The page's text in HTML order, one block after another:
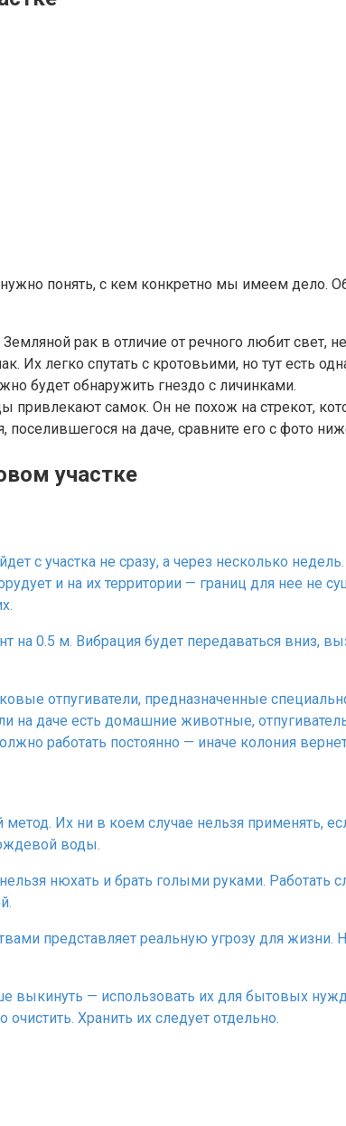
понять, с кем конкретно мы имеем дело.
рак в отличие от речного любит свет,
легко спутать с кротовьими, но тут есть
будет обнаружить гнездо с личинками.
привлекают самок. Он не похож на стрекот,
поселившегося на даче, сравните его с фото
участке
с участка не сразу, а через несколько
и на их территории — границ для нее не
0.5 м. Вибрация будет передаваться вниз,
отпугиватели, предназначенные
даче есть домашние животные,
работать постоянно — иначе колония
Их ни в коем случае нельзя применять,
воды.
нюхать и брать голыми руками. Работать
представляет реальную угрозу для жизни.
выкинуть — использовать их для бытовых
Хранить их следует отдельно.